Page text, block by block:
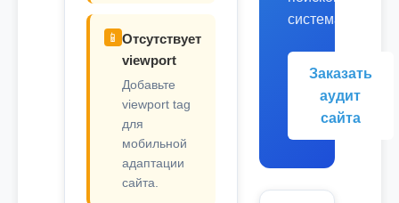
📱 Отсутствует
viewport
Добавьте
viewport tag
для
мобильной
адаптации
сайта.
системах.
Заказать
аудит
сайта